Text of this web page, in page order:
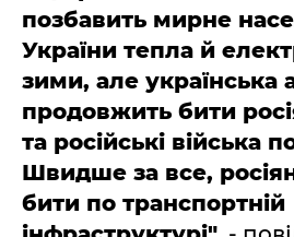
позбавить мирне
України тепла й
зими, але українська
продовжить бити
та російські війська
Швидше за все,
бити по транспортній